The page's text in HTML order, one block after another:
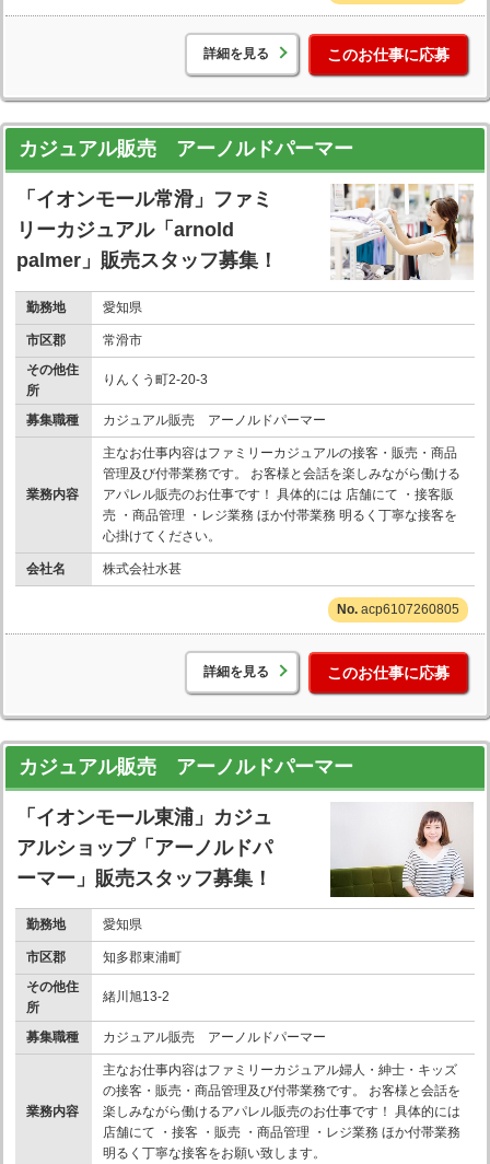
詳細を見る このお仕事に応募
カジュアル販売 アーノルドパーマー
「イオンモール常滑」ファミ
リーカジュアル「arnold
palmer」販売スタッフ募集！
勤務地 愛知県
市区郡
常滑市
その他住
所
りんくう町2-20-3
募集職種 カジュアル販売 アーノルドパーマー
業務内容
主なお仕事内容はファミリーカジュアルの接客・販売・商品
管理及び付帯業務です。 お客様と会話を楽しみながら働ける
アパレル販売のお仕事です！ 具体的には 店舗にて ・接客販
売 ・商品管理 ・レジ業務 ほか付帯業務 明るく丁寧な接客を
心掛けてください。
会社名 株式会社水甚
acp6107260805
詳細を見る このお仕事に応募
カジュアル販売 アーノルドパーマー
「イオンモール東浦」カジュ
アルショップ「アーノルドパ
ーマー」販売スタッフ募集！
勤務地 愛知県
市区郡
知多郡東浦町
その他住
所
緒川旭13-2
募集職種 カジュアル販売 アーノルドパーマー
業務内容
主なお仕事内容はファミリーカジュアル婦人・紳士・キッズ
の接客・販売・商品管理及び付帯業務です。 お客様と会話を
楽しみながら働けるアパレル販売のお仕事です！ 具体的には
店舗にて ・接客 ・販売 ・商品管理 ・レジ業務 ほか付帯業務
明るく丁寧な接客をお願い致します。